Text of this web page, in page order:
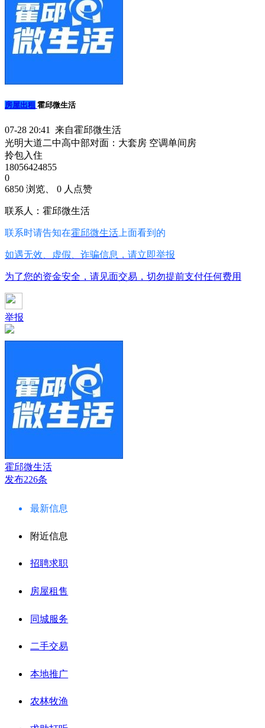
房屋出租 霍邱微生活
07-28 20:41 来自霍邱微生活
光明大道二中高中部对面：大套房 空调单间房
拎包入住
18056424855
0
6850 浏览、 0 人点赞
联系人：霍邱微生活
联系时请告知在霍邱微生活 上面看到的
如遇无效、虚假、诈骗信息，请立即举报
为了您的资金安全，请见面交易，切勿提前支付任何费用
举报
霍邱微生活
发布226条
最新信息
附近信息
招聘求职
房屋租售
同城服务
二手交易
本地推广
农林牧渔